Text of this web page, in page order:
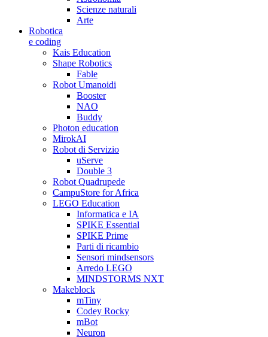
Scienze naturali
Arte
Robotica
e coding
Kais Education
Shape Robotics
Fable
Robot Umanoidi
Booster
NAO
Buddy
Photon education
MirokAI
Robot di Servizio
uServe
Double 3
Robot Quadrupede
CampuStore for Africa
LEGO Education
Informatica e IA
SPIKE Essential
SPIKE Prime
Parti di ricambio
Sensori mindsensors
Arredo LEGO
MINDSTORMS NXT
Makeblock
mTiny
Codey Rocky
mBot
Neuron